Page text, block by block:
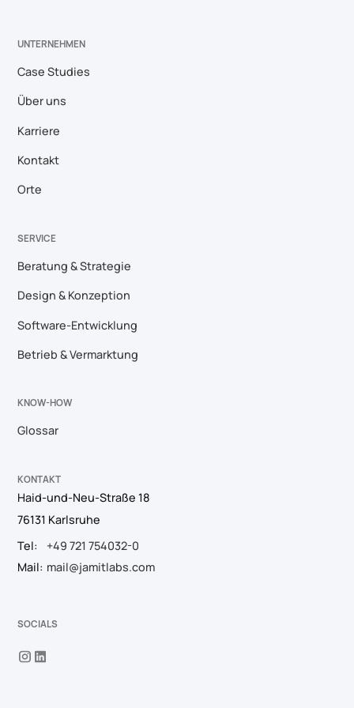
UNTERNEHMEN
Case Studies
Über uns
Karriere
Kontakt
Orte
SERVICE
Beratung & Strategie
Design & Konzeption
Software-Entwicklung
Betrieb & Vermarktung
KNOW-HOW
Glossar
KONTAKT
Haid-und-Neu-Straße 18
76131 Karlsruhe
Tel:
+49 721 754032-0
Mail: mail@jamitlabs.com
SOCIALS